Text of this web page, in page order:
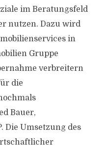
im Beratungsfeld
nutzen. Dazu wird
in
Gruppe
verbreitern
die
Bauer,
Die Umsetzung des